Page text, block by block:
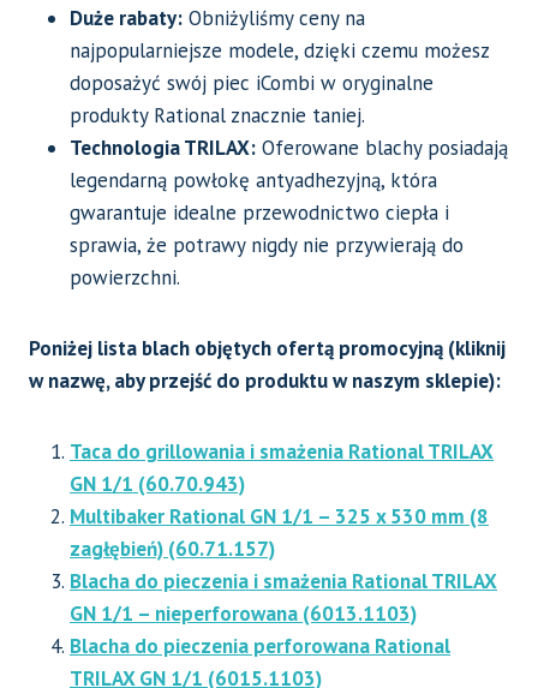
Duże rabaty: Obniżyliśmy ceny na
najpopularniejsze modele, dzięki czemu możesz
doposażyć swój piec iCombi w oryginalne
produkty Rational znacznie taniej.
Technologia TRILAX: Oferowane blachy posiadają
legendarną powłokę antyadhezyjną, która
gwarantuje idealne przewodnictwo ciepła i
sprawia, że potrawy nigdy nie przywierają do
powierzchni.
Poniżej lista blach objętych ofertą promocyjną (kliknij
w nazwę, aby przejść do produktu w naszym sklepie):
Taca do grillowania i smażenia Rational TRILAX
GN 1/1 (60.70.943)
Multibaker Rational GN 1/1 – 325 x 530 mm (8
zagłębień) (60.71.157)
Blacha do pieczenia i smażenia Rational TRILAX
GN 1/1 – nieperforowana (6013.1103)
Blacha do pieczenia perforowana Rational
TRILAX GN 1/1 (6015.1103)